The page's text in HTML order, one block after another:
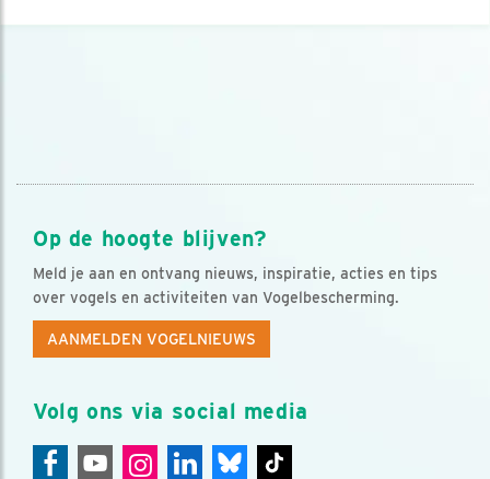
Op de hoogte blijven?
Meld je aan en ontvang nieuws, inspiratie, acties en tips
over vogels en activiteiten van Vogelbescherming.
AANMELDEN VOGELNIEUWS
Volg ons via social media